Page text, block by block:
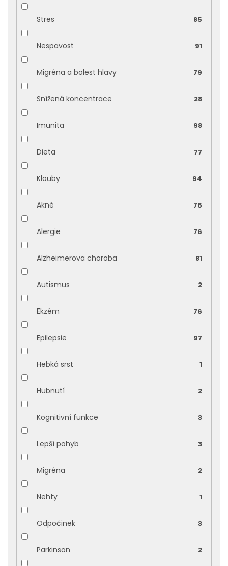
Stres 85
Nespavost 91
Migréna a bolest hlavy 79
Snížená koncentrace 28
Imunita 98
Dieta 77
Klouby 94
Akné 76
Alergie 76
Alzheimerova choroba 81
Autismus 2
Ekzém 76
Epilepsie 97
Hebká srst 1
Hubnutí 2
Kognitivní funkce 3
Lepší pohyb 3
Migréna 2
Nehty 1
Odpočinek 3
Parkinson 2